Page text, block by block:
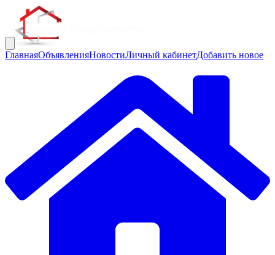
ГлавнаяОбъявленияНовостиЛичный кабинетДобавить новое